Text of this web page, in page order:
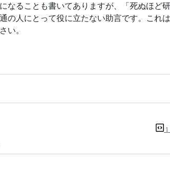
なることも書いてありますが、「死ぬほど
の人にとって役に立たない助言です。これ
い。